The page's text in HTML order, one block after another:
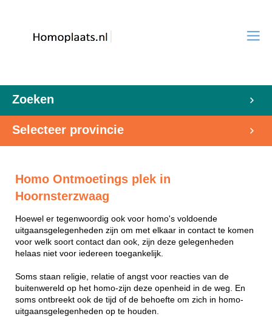
Zoeken
Selecteer provincie
Homo Ontmoetings plek in
Hoornsterzwaag
Hoewel er tegenwoordig ook voor homo's voldoende
uitgaansgelegenheden zijn om met elkaar in contact te komen
voor welk soort contact dan ook, zijn deze gelegenheden
helaas niet voor iedereen toegankelijk.
Soms staan religie, relatie of angst voor reacties van de
buitenwereld op het homo-zijn deze openheid in de weg. En
soms ontbreekt ook de tijd of de behoefte om zich in homo-
uitgaansgelegenheden op te houden.